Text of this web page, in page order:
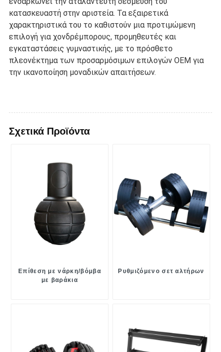
κατασκευαστή στην αριστεία. Τα εξαιρετικά
χαρακτηριστικά του το καθιστούν μια προτιμώμενη
επιλογή για χονδρέμπορους, προμηθευτές και
εγκαταστάσεις γυμναστικής, με το πρόσθετο
πλεονέκτημα των προσαρμόσιμων επιλογών OEM για
την ικανοποίηση μοναδικών απαιτήσεων.
Σχετικά Προϊόντα
Επίθεση με νάρκη/βόμβα
με βαράκια
Ρυθμιζόμενο σετ αλτήρων